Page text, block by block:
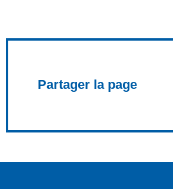
Partager la page